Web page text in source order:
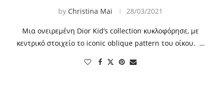
by Christina Mai 28/03/2021
Μια ονειρεμένη Dior Kid’s collection κυκλοφόρησε, με
κεντρικό στοιχείο το iconic oblique pattern του οίκου. …